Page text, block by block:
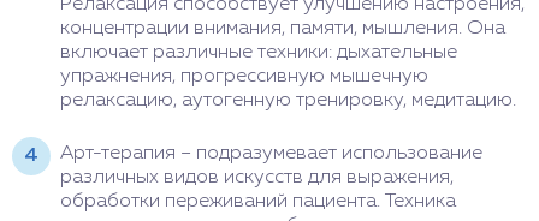
Релаксация способствует улучшению настроения,
концентрации внимания, памяти, мышления. Она
включает различные техники: дыхательные
упражнения, прогрессивную мышечную
релаксацию, аутогенную тренировку, медитацию.
Арт-терапия – подразумевает использование
различных видов искусств для выражения,
обработки переживаний пациента. Техника